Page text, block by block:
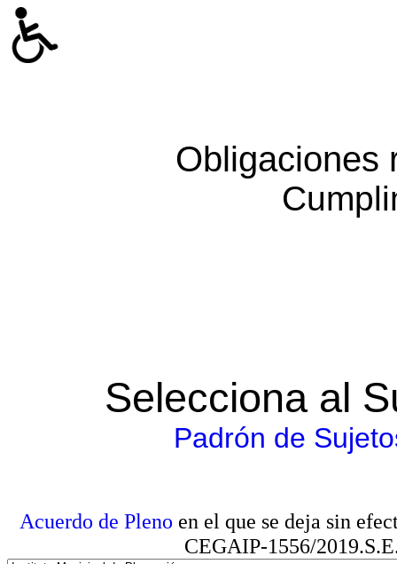
Obligaciones
Selecciona al
Padrón de
Acuerdo de Pleno en el que se deja sin
CEGAIP-1556/